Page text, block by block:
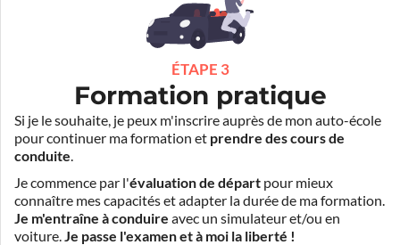
ÉTAPE 3
Formation pratique
Si je le souhaite, je peux m'inscrire auprès de mon auto-école
pour continuer ma formation et prendre des cours de
conduite.
Je commence par l'évaluation de départ pour mieux
connaître mes capacités et adapter la durée de ma formation.
Je m'entraîne à conduire avec un simulateur et/ou en
voiture.Je passe l'examen et à moi la liberté !